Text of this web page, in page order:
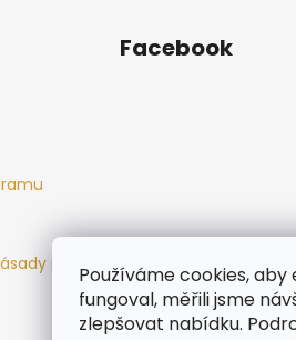
Používáme cookies,
fungoval, měřili jsme
zlepšovat nabídku.
Facebook
používání cookies Ochrana